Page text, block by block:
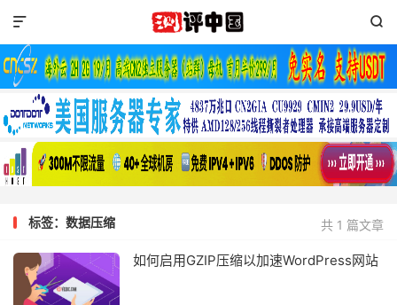


共 1 篇文章
标签：数据压缩
如何启用GZIP压缩以加速WordPress网站